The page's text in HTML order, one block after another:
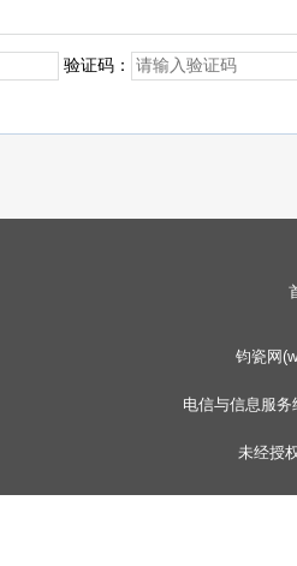
验证码：
钧瓷网
电信与信息服
未经授